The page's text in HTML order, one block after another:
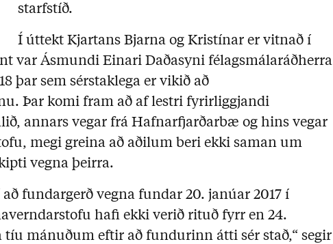
starfstíð.
Í úttekt Kjartans Bjarna og Kristínar er vitnað í
var Ásmundi Einari Daðasyni félagsmálaráðherra
þar sem sérstaklega er vikið að
Þar komi fram að af lestri fyrirliggjandi
annars vegar frá Hafnarfjarðarbæ og hins vegar
megi greina að aðilum beri ekki saman um
vegna þeirra.
fundargerð vegna fundar 20. janúar 2017 í
hafi ekki verið rituð fyrr en 24.
tíu mánuðum eftir að fundurinn átti sér stað,“ segir